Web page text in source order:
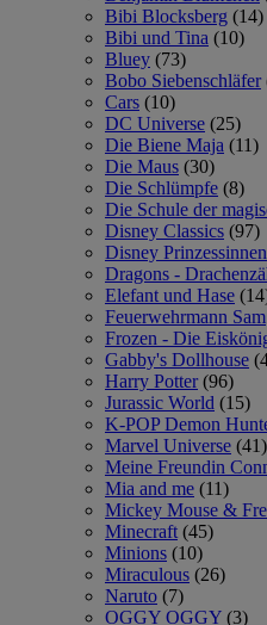
Bibi Blocksberg (14)
Bibi und Tina (10)
Bluey (73)
Bobo Siebenschläfer
Cars (10)
DC Universe (25)
Die Biene Maja (11)
Die Maus (30)
Die Schlümpfe (8)
Die Schule der
Disney Classics (97)
Disney Prinzessinnen
Dragons -
Elefant und Hase
Feuerwehrmann Sam
Frozen - Die
Gabby's Dollhouse
Harry Potter (96)
Jurassic World (15)
K-POP Demon
Marvel Universe (41)
Meine Freundin
Mia and me (11)
Mickey Mouse &
Minecraft (45)
Minions (10)
Miraculous (26)
Naruto (7)
OGGY OGGY (3)